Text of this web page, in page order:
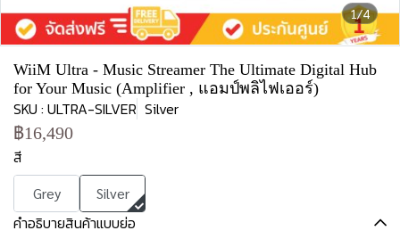
1/4
WiiM Ultra - Music Streamer The Ultimate Digital Hub
for Your Music (Amplifier , แอมป์พลิไฟเออร์)
SKU : ULTRA-SILVER Silver
฿16,490
สี
Grey Silver
คำอธิบายสินค้าแบบย่อ